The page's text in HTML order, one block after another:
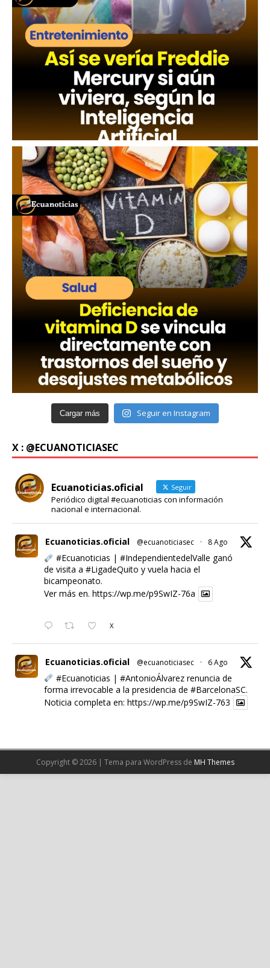
Cargar más Seguir en Instagram
X : @ECUANOTICIASEC
Ecuanoticias.oficial Seguir
Periódico digital #ecuanoticias con información
nacional e internacional.
Ecuanoticias.oficial @ecuanoticiasec · 8 Ago
#Ecuanoticias | #IndependientedelValle ganó
de visita a #LigadeQuito y vuela hacia el
bicampeonato.
Ver más en. https://wp.me/p9SwIZ-76a
X
Ecuanoticias.oficial @ecuanoticiasec · 6 Ago
#Ecuanoticias | #AntonioÁlvarezrenuncia de
forma irrevocable a la presidencia de #BarcelonaSC.
Noticia completa en: https://wp.me/p9SwIZ-763
Cargar más
Copyright © 2026 | Tema para WordPress de MH Themes